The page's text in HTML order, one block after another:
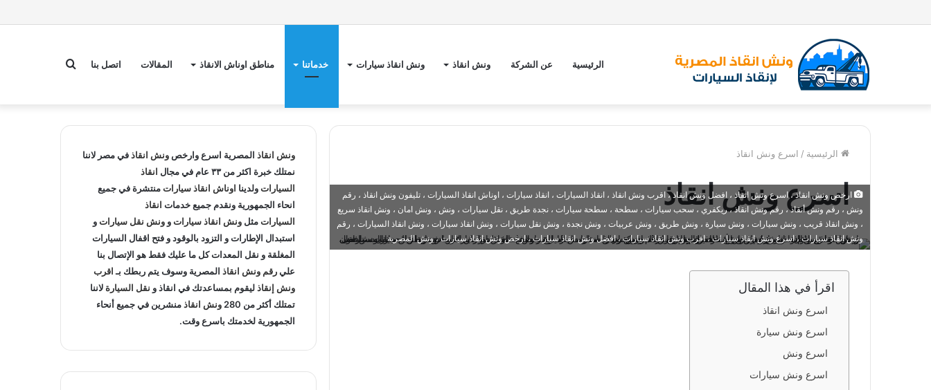
الرئيسية عن الشركة ونش انقاذ ونش انقاذ سيارات خدماتنا مناطق اوناش الانقاذ المقالات اتصل بنا
الرئيسية / اسرع ونش انقاذ
اسرع ونش انقاذ
ارخص ونش انقاذ ، اسرع ونش انقاذ ، افضل ونش انقاذ ، اقرب ونش انقاذ ، انقاذ السيارات ، انقاذ سيارات ، اوناش انقاذ السيارات ، تليفون ونش انقاذ ، رقم
ونش ، رقم ونش أنقاذ ، رقم ونش انقاذ ، ريكفري ، سحب سيارات ، سطحة ، سطحة سيارات ، نجدة طريق ، نقل سيارات ، ونش ، ونش امان ، ونش انقاذ سريع
، ونش انقاذ قريب ، ونش سيارات ، ونش سيارة ، ونش طريق ، ونش عربيات ، ونش نجدة ، ونش نقل سيارات ، ونش انقاذ سيارات ، ونش انقاذ السيارات ، رقم
ونش انقاذ سيارات ، اسرع ونش انقاذ سيارات ، اقرب ونش انقاذ سيارات ، افضل ونش انقاذ سيارات ، ارخص ونش انقاذ سيارات ، ونش المصرية
اقرأ في هذا المقال
اسرع ونش انقاذ
اسرع ونش سيارة
اسرع ونش
اسرع ونش سيارات
ونش انقاذ المصرية اسرع وارخصونش انقاذفي مصر لاننا
نمتلك خبرة اكثر من ٣٣ عام في مجال
انقاذ
السياراتولدينا اوناش انقاذ سياراتمنتشرة في جميع
انحاء الجمهورية ونقدم جميع خدمات انقاذ
السياراتمثلونش انقاذ سياراتوونش نقل سياراتو
استبدال الإطارات و التزود بالوقود و فتح اقفال السيارات
المغلقة و نقل المعدات كل ما عليك فقط هو الإتصال بنا
عليرقم ونش انقاذ المصرية وسوف يتم ربطك بـ اقرب
ونش إنقاذليقوم بمساعدتك في انقاذ و نقل السيارة لاننا
تمتلك أكثر من 280
ونش انقاذمنشرين في جميع أنحاء
الجمهورية لخدمتك باسرع وقت.